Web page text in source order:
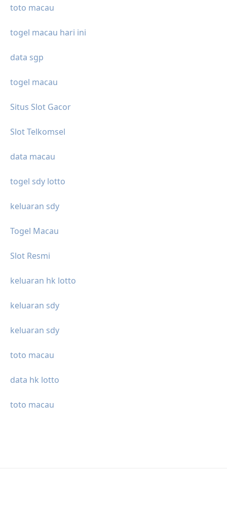
toto macau
togel macau hari ini
data sgp
togel macau
Situs Slot Gacor
Slot Telkomsel
data macau
togel sdy lotto
keluaran sdy
Togel Macau
Slot Resmi
keluaran hk lotto
keluaran sdy
keluaran sdy
toto macau
data hk lotto
toto macau